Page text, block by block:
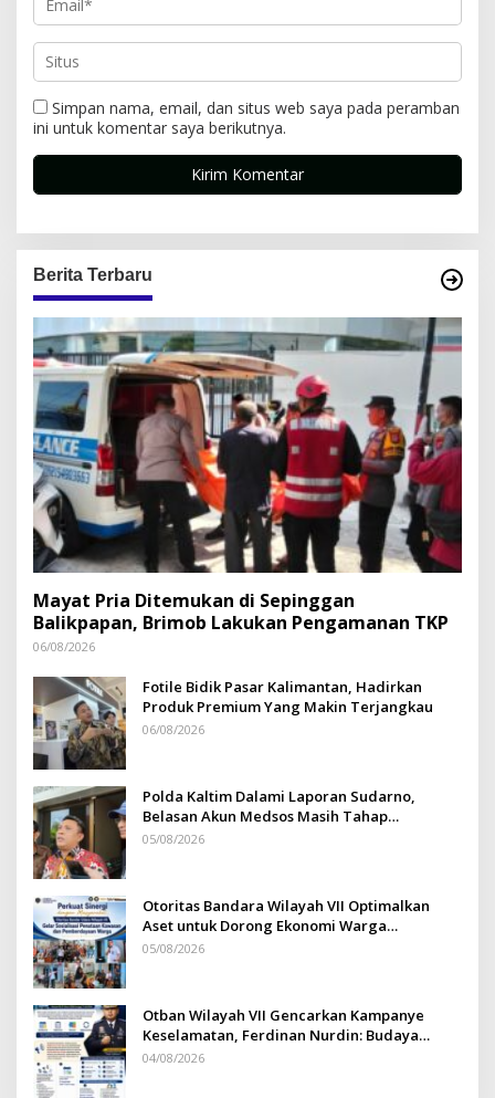
Simpan nama, email, dan situs web saya pada peramban
ini untuk komentar saya berikutnya.
Berita Terbaru
Mayat Pria Ditemukan di Sepinggan
Balikpapan, Brimob Lakukan Pengamanan TKP
06/08/2026
Fotile Bidik Pasar Kalimantan, Hadirkan
Produk Premium Yang Makin Terjangkau
06/08/2026
Polda Kaltim Dalami Laporan Sudarno,
Belasan Akun Medsos Masih Tahap
Penyelidikan
05/08/2026
Otoritas Bandara Wilayah VII Optimalkan
Aset untuk Dorong Ekonomi Warga
Sepinggan
05/08/2026
Otban Wilayah VII Gencarkan Kampanye
Keselamatan, Ferdinan Nurdin: Budaya
Safety Harus Jadi Komitmen Bersama
04/08/2026